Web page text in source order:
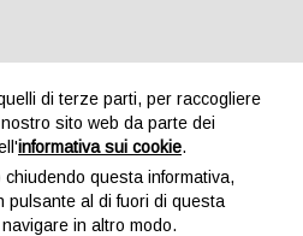
SIAMO
di terze parti, per raccogliere
sito web da parte dei
informativa sui cookie.
questa informativa,
pulsante al di fuori di questa
in altro modo.